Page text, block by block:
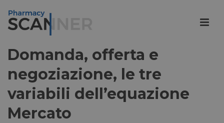
Domanda, offerta e
negoziazione, le tre
variabili dell’equazione
Mercato